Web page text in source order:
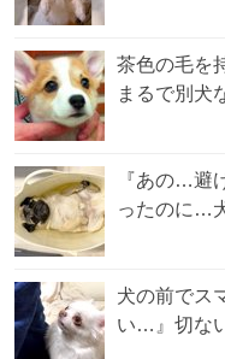
茶色の毛を
まるで別犬
『あの…避
ったのに…
犬の前でス
い…』切な